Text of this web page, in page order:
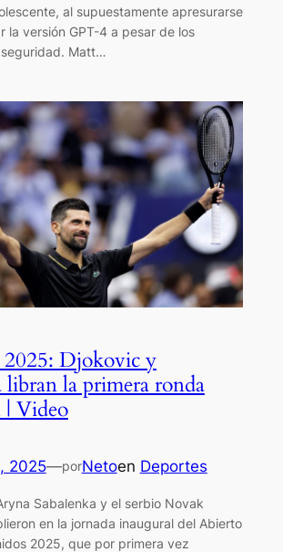
al supuestamente apresurarse
la versión GPT-4 a pesar de los
Matt…
Djokovic y
libran la primera ronda
Video
2025—porNetoen Deportes
Sabalenka y el serbio Novak
en la jornada inaugural del Abierto
2025, que por primera vez